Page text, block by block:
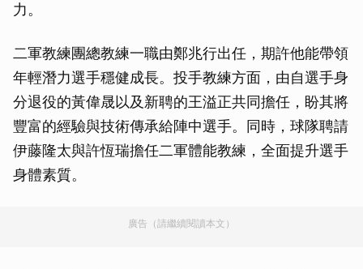
力。
二軍教練團總教練一職由鄭兆行出任，期許他能帶領
年輕潛力選手穩健成長。投手教練方面，由自選手身
分退役的黃偉晟以及新聘的王溢正共同擔任，盼其將
豐富的經驗與技術傳承給陣中選手。同時，球隊聘請
伊藤隆太與許恆瑞擔任二軍體能教練，全面提升選手
身體素質。
廣告（請繼續閱讀本文）